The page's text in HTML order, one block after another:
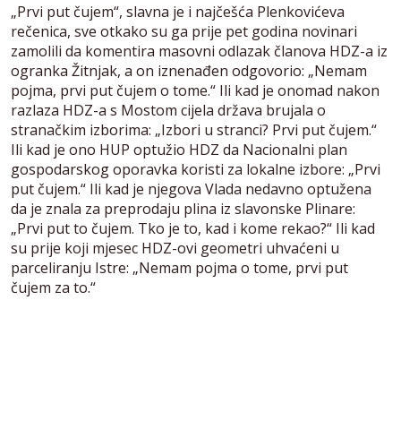
„Prvi put čujem“, slavna je i najčešća Plenkovićeva
rečenica, sve otkako su ga prije pet godina novinari
zamolili da komentira masovni odlazak članova HDZ-a iz
ogranka Žitnjak, a on iznenađen odgovorio: „Nemam
pojma, prvi put čujem o tome.“ Ili kad je onomad nakon
razlaza HDZ-a s Mostom cijela država brujala o
stranačkim izborima: „Izbori u stranci? Prvi put čujem.“
Ili kad je ono HUP optužio HDZ da Nacionalni plan
gospodarskog oporavka koristi za lokalne izbore: „Prvi
put čujem.“ Ili kad je njegova Vlada nedavno optužena
da je znala za preprodaju plina iz slavonske Plinare:
„Prvi put to čujem. Tko je to, kad i kome rekao?“ Ili kad
su prije koji mjesec HDZ-ovi geometri uhvaćeni u
parceliranju Istre: „Nemam pojma o tome, prvi put
čujem za to.“